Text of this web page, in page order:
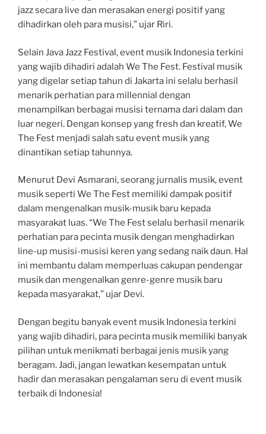
jazz secara live dan merasakan energi positif yang
dihadirkan oleh para musisi,” ujar Riri.
Selain Java Jazz Festival, event musik Indonesia terkini
yang wajib dihadiri adalah We The Fest. Festival musik
yang digelar setiap tahun di Jakarta ini selalu berhasil
menarik perhatian para millennial dengan
menampilkan berbagai musisi ternama dari dalam dan
luar negeri. Dengan konsep yang fresh dan kreatif, We
The Fest menjadi salah satu event musik yang
dinantikan setiap tahunnya.
Menurut Devi Asmarani, seorang jurnalis musik, event
musik seperti We The Fest memiliki dampak positif
dalam mengenalkan musik-musik baru kepada
masyarakat luas. “We The Fest selalu berhasil menarik
perhatian para pecinta musik dengan menghadirkan
line-up musisi-musisi keren yang sedang naik daun. Hal
ini membantu dalam memperluas cakupan pendengar
musik dan mengenalkan genre-genre musik baru
kepada masyarakat,” ujar Devi.
Dengan begitu banyak event musik Indonesia terkini
yang wajib dihadiri, para pecinta musik memiliki banyak
pilihan untuk menikmati berbagai jenis musik yang
beragam. Jadi, jangan lewatkan kesempatan untuk
hadir dan merasakan pengalaman seru di event musik
terbaik di Indonesia!